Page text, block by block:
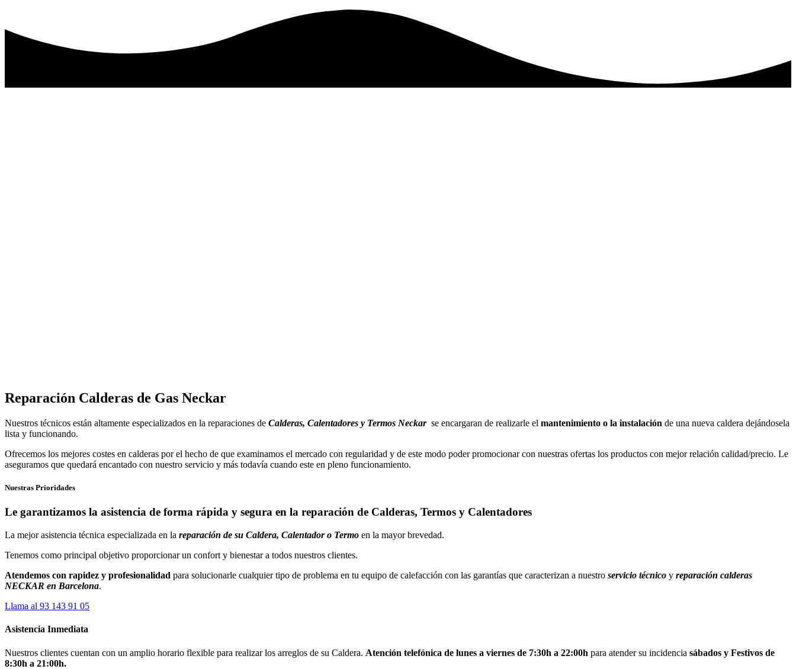
Reparación Calderas de Gas Neckar
Nuestros técnicos están altamente especializados en la reparaciones de Calderas, Calentadores y Termos Neckarse encargaran de realizarle el mantenimiento o la instalación de una nueva caldera dejándosela
lista y funcionando.
Ofrecemos los mejores costes en calderas por el hecho de que examinamos el mercado con regularidad y de este modo poder promocionar con nuestras ofertas los productos con mejor relación calidad/precio. Le
aseguramos que quedará encantado con nuestro servicio y más todavía cuando este en pleno funcionamiento.
Nuestras Prioridades
Le garantizamos la asistencia de forma rápida y segura en la reparación de Calderas, Termos y Calentadores
La mejor asistencia técnica especializada en la reparación de su Caldera, Calentador o Termo en la mayor brevedad.
Tenemos como principal objetivo proporcionar un confort y bienestar a todos nuestros clientes.
Atendemos con rapidez y profesionalidad para solucionarle cualquier tipo de problema en tu equipo de calefacción con las garantías que caracterizan a nuestro servicio técnico y reparación calderas
NECKAR en Barcelona.
Llama al 93 143 91 05
Asistencia Inmediata
Nuestros clientes cuentan con un amplio horario flexible para realizar los arreglos de su Caldera. Atención telefónica de lunes a viernes de 7:30h a 22:00h para atender su incidencia sábados y Festivos de
8:30h a 21:00h.